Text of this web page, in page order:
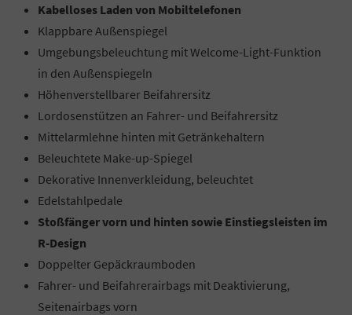
Kabelloses Laden von Mobiltelefonen
Klappbare Außenspiegel
Umgebungsbeleuchtung mit Welcome-Light-Funktion
in den Außenspiegeln
Höhenverstellbarer Beifahrersitz
Lordosenstützen an Fahrer- und Beifahrersitz
Mittelarmlehne hinten mit Getränkehaltern
Beleuchtete Make-up-Spiegel
Dekorative Innenverkleidung, beleuchtet
Edelstahlpedale
Stoßfänger vorn und hinten sowie Einstiegsleisten im
R-Design
Doppelter Gepäckraumboden
Fahrer- und Beifahrerairbags mit Deaktivierung,
Seitenairbags vorn